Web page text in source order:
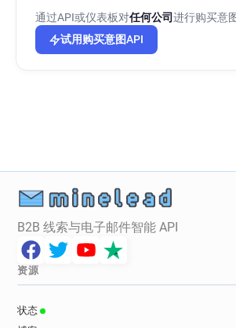
通过API或仪表板对任何公司进行购买意
试用购买意图API
B2B 线索与电子邮件智能 API
资源
状态